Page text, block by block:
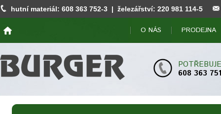
hutní materiál: 608 363 752-3 | železářství: 220 981 114-5
O NÁS PRODEJNA
608 363 751